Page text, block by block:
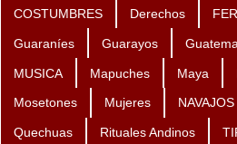
COSTUMBRES Derechos
Guaraníes Guarayos
MUSICA Mapuches Maya
Mosetones Mujeres NAVAJOS
Quechuas Rituales Andinos